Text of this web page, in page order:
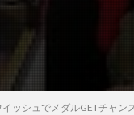
イッシュでメダルGETチャ